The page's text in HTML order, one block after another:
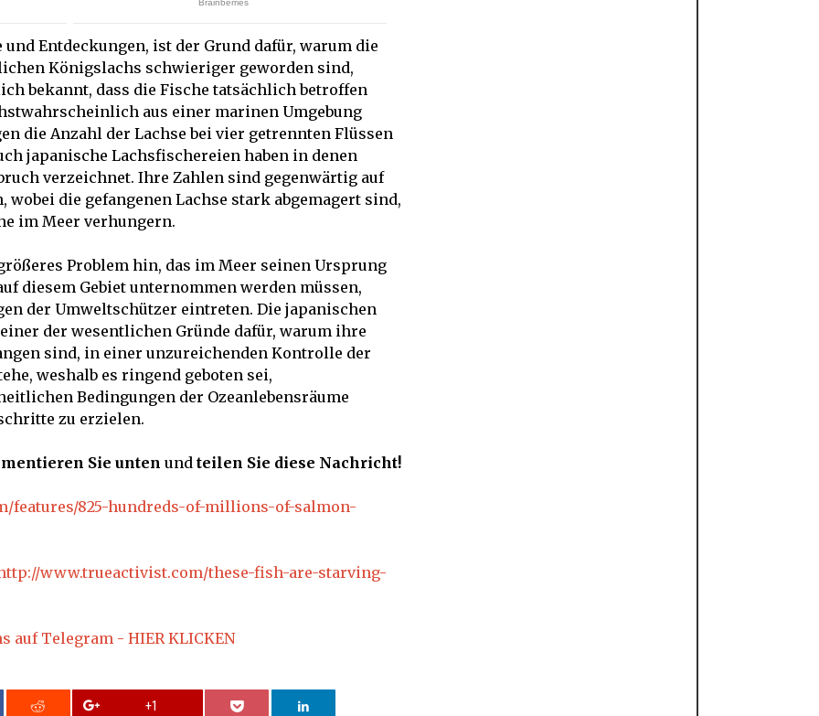
Entdeckungen, ist der Grund dafür, warum die
Königslachs schwieriger geworden sind,
bekannt, dass die Fische tatsächlich betroffen
aus einer marinen Umgebung
die Anzahl der Lachse bei vier getrennten Flüssen
japanische Lachsfischereien haben in denen
verzeichnet. Ihre Zahlen sind gegenwärtig auf
wobei die gefangenen Lachse stark abgemagert sind,
im Meer verhungern.
Problem hin, das im Meer seinen Ursprung
diesem Gebiet unternommen werden müssen,
der Umweltschützer eintreten. Die japanischen
der wesentlichen Gründe dafür, warum ihre
sind, in einer unzureichenden Kontrolle der
weshalb es ringend geboten sei,
Bedingungen der Ozeanlebensräume
zu erzielen.
Sie unten und teilen Sie diese Nachricht!
features/825-hundreds-of-millions-of-salmon-
www.trueactivist.com/these-fish-are-starving-
auf Telegram - HIER KLICKEN
+1